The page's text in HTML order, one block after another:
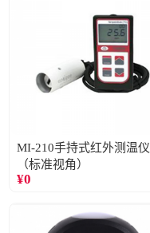
MI-210手持式红外测温仪
（标准视角）
¥0